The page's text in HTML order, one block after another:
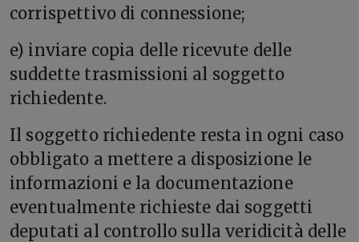
corrispettivo di connessione;
e) inviare copia delle ricevute delle
suddette trasmissioni al soggetto
richiedente.
Il soggetto richiedente resta in ogni caso
obbligato a mettere a disposizione le
informazioni e la documentazione
eventualmente richieste dai soggetti
deputati al controllo sulla veridicità delle